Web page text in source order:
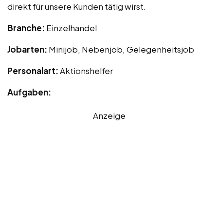
direkt für unsere Kunden tätig wirst.
Branche: Einzelhandel
Jobarten: Minijob, Nebenjob, Gelegenheitsjob
Personalart:Aktionshelfer
Aufgaben:
Anzeige